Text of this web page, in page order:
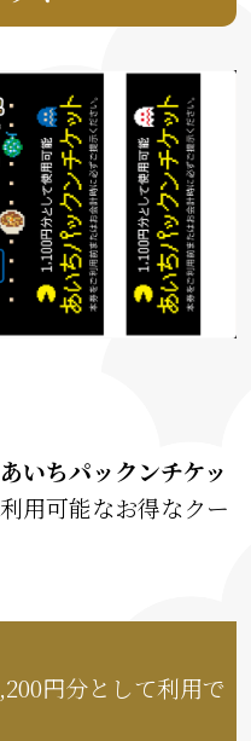
あいちパックンチケッ
用可能なお得なクー
円分として利用で